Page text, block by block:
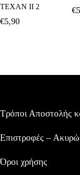
TEXAN II 2
€5,90
€
Τρόποι Αποστολής
Επιστροφές –
Όροι χρήσης